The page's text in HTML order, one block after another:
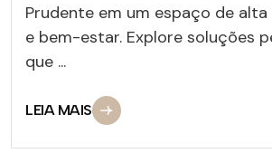
Prudente em um espaço de
e bem-estar. Explore soluções
que ...
LEIA MAIS